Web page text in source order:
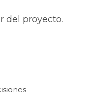
del proyecto.